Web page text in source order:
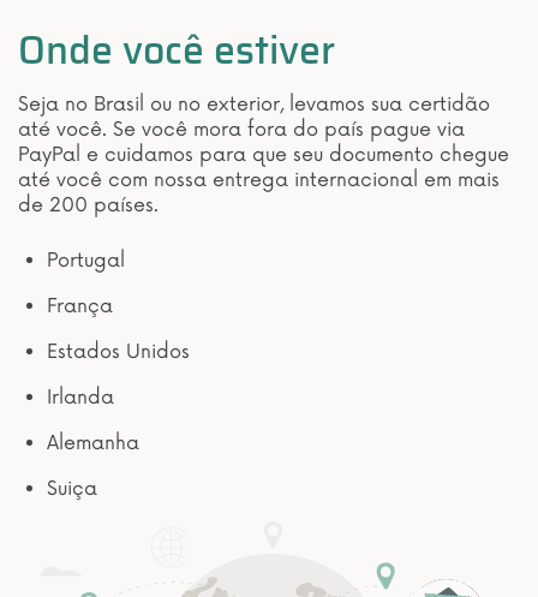
Onde você estiver
Seja no Brasil ou no exterior, levamos sua certidão
até você. Se você mora fora do país pague via
PayPal e cuidamos para que seu documento chegue
até você com nossa entrega internacional em mais
de 200 países.
Portugal
França
Estados Unidos
Irlanda
Alemanha
Suiça